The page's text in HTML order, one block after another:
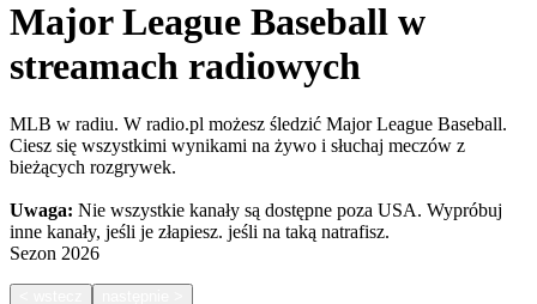
Major League Baseball w
streamach radiowych
MLB w radiu. W radio.pl możesz śledzić Major League Baseball.
Ciesz się wszystkimi wynikami na żywo i słuchaj meczów z
bieżących rozgrywek.
Uwaga: Nie wszystkie kanały są dostępne poza USA. Wypróbuj
inne kanały, jeśli je złapiesz. jeśli na taką natrafisz.
Sezon 2026